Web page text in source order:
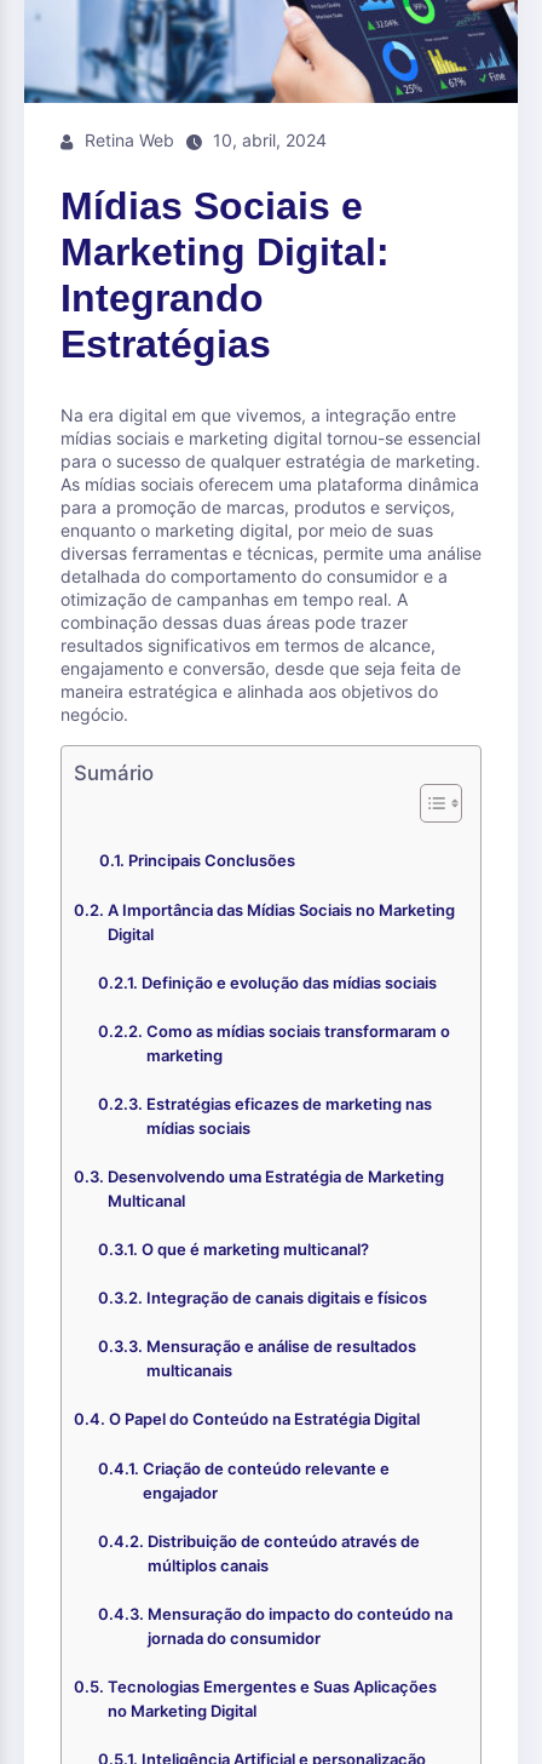
Retina Web 10, abril, 2024
Mídias Sociais e
Marketing Digital:
Integrando
Estratégias
Na era digital em que vivemos, a integração entre
mídias sociais e marketing digital tornou-se essencial
para o sucesso de qualquer estratégia de marketing.
As mídias sociais oferecem uma plataforma dinâmica
para a promoção de marcas, produtos e serviços,
enquanto o marketing digital, por meio de suas
diversas ferramentas e técnicas, permite uma análise
detalhada do comportamento do consumidor e a
otimização de campanhas em tempo real. A
combinação dessas duas áreas pode trazer
resultados significativos em termos de alcance,
engajamento e conversão, desde que seja feita de
maneira estratégica e alinhada aos objetivos do
negócio.
Sumário
Principais Conclusões
A Importância das Mídias Sociais no Marketing
Digital
Definição e evolução das mídias sociais
Como as mídias sociais transformaram o
marketing
Estratégias eficazes de marketing nas
mídias sociais
Desenvolvendo uma Estratégia de Marketing
Multicanal
O que é marketing multicanal?
Integração de canais digitais e físicos
Mensuração e análise de resultados
multicanais
O Papel do Conteúdo na Estratégia Digital
Criação de conteúdo relevante e
engajador
Distribuição de conteúdo através de
múltiplos canais
Mensuração do impacto do conteúdo na
jornada do consumidor
Tecnologias Emergentes e Suas Aplicações
no Marketing Digital
Inteligência Artificial e personalização